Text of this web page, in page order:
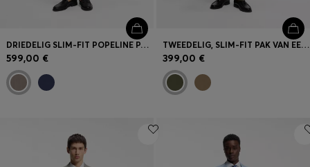
DRIEDELIG SLIM-FIT POPELINE PAK VAN EEN WOLMIX
599,00 €
TWEEDELIG, SLIM-FIT PAK VAN EEN WOLMIX MET STRETCH
399,00 €